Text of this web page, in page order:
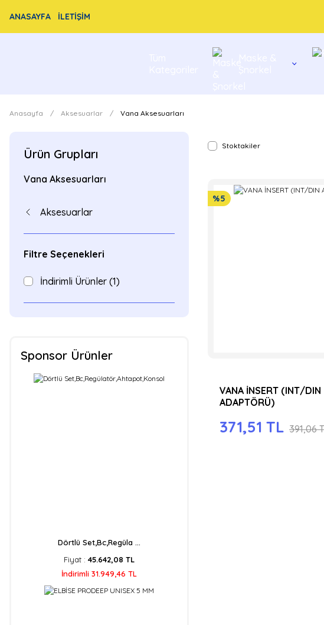
ANASAYFA İLETİŞİM
Anasayfa Aksesuarlar Vana Aksesuarları
Ürün Grupları
Vana Aksesuarları
Aksesuarlar
Filtre Seçenekleri
İndirimli Ürünler (1)
Sponsor Ürünler
Dörtlü Set,Bc,Regüla ...
Fiyat : 45.642,08 TL
İndirimli 31.949,46 TL
Stoktakiler
%5
VANA İNSERT (INT/DIN
ADAPTÖRÜ)
371,51 TL 391,06